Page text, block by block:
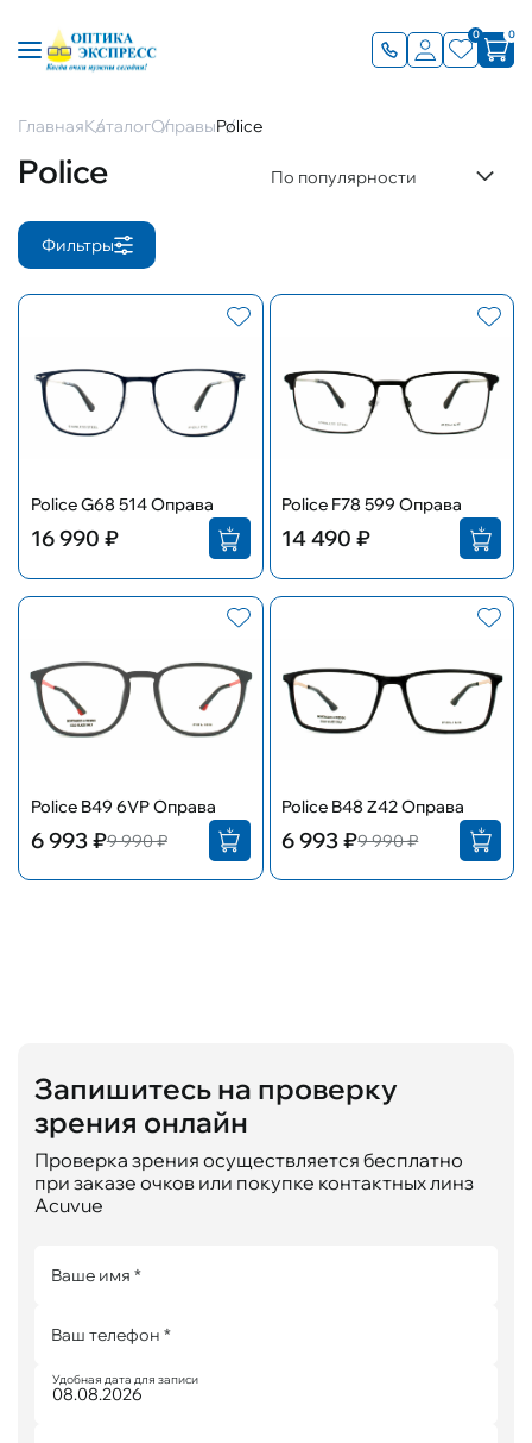
0 0
ГлавнаяКаталогОправыPolice
Police По популярности
Фильтры
Police G68 514 Оправа
16 990 ₽
Police F78 599 Оправа
14 490 ₽
Police B49 6VP Оправа
6 993 ₽9 990 ₽
Police B48 Z42 Оправа
6 993 ₽9 990 ₽
Запишитесь на проверку
зрения онлайн
Проверка зрения осуществляется бесплатно
при заказе очков или покупке контактных линз
Acuvue
Ваше имя *
Ваш телефон *
Удобная дата для записи